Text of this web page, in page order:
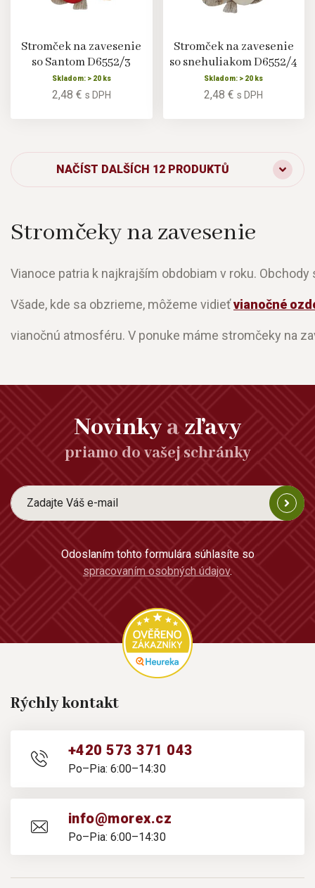
Stromček na zavesenie
so Santom D6552/3
Skladom: > 20 ks
2,48 € s DPH
Stromček na zavesenie
so snehuliakom D6552/4
Skladom: > 20 ks
2,48 €s DPH
NAČÍST DALŠÍCH 12 PRODUKTŮ
Stromčeky na zavesenie
Vianoce patria k najkrajším obdobiam v roku.
Všade, kde sa obzrieme, môžeme vidieťvianočné
vianočnú atmosféru. V ponuke máme stromčeky na
Novinkyazľavy
priamo do vašej schránky
Odoslaním tohto formulára súhlasíte so
spracovaním osobných údajov.
Rýchly kontakt
+420 573 371 043
Po–Pia: 6:00–14:30
info@morex.cz
Po–Pia: 6:00–14:30